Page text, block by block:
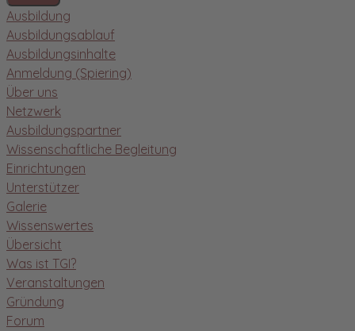
Ausbildung
Ausbildungsablauf
Ausbildungsinhalte
Anmeldung (Spiering)
Über uns
Netzwerk
Ausbildungspartner
Wissenschaftliche Begleitung
Einrichtungen
Unterstützer
Galerie
Wissenswertes
Übersicht
Was ist TGI?
Veranstaltungen
Gründung
Forum